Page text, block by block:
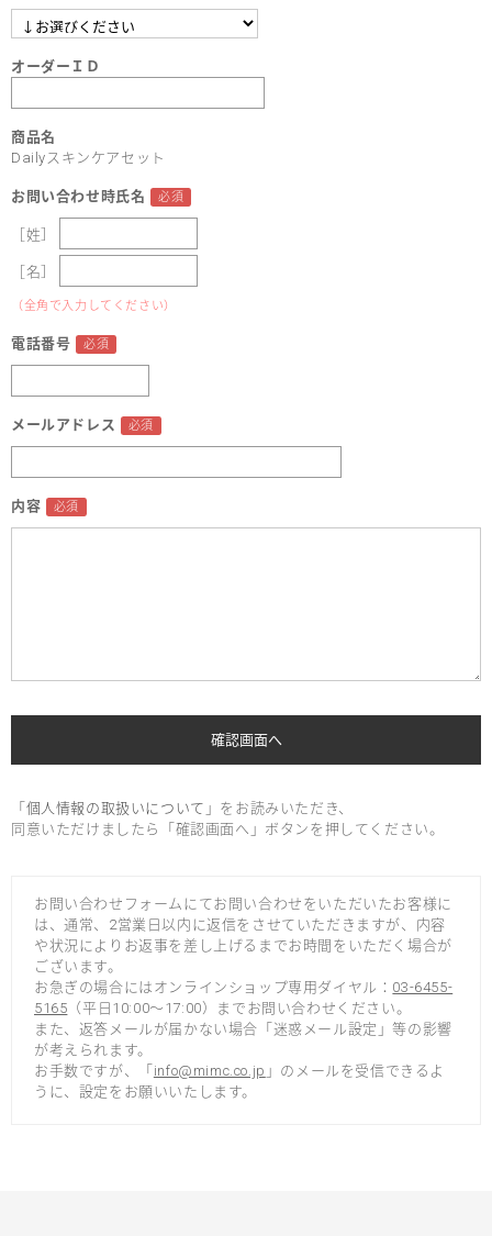
オーダーＩＤ
商品名
Dailyスキンケアセット
お問い合わせ時氏名
［姓］
［名］
（全角で入力してください）
電話番号
メールアドレス
内容
「 個人情報の取扱いについて 」をお読みいただき、
同意いただけましたら「確認画面へ」ボタンを押してください。
お問い合わせフォームにてお問い合わせをいただいたお客様に
は、通常、2営業日以内に返信をさせていただきますが、内容
や状況によりお返事を差し上げるまでお時間をいただく場合が
ございます。
お急ぎの場合にはオンラインショップ専用ダイヤル： 03-6455-
5165 （平日10:00～17:00）までお問い合わせください。
また、返答メールが届かない場合「迷惑メール設定」等の影響
が考えられます。
お手数ですが、「 info@mimc.co.jp 」のメールを受信できるよ
うに、設定をお願いいたします。